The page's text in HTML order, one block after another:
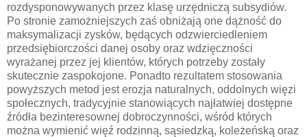
rozdysponowywanych przez klasę urzędniczą subsydiów.
Po stronie zamożniejszych zaś obniżają one dążność do
maksymalizacji zysków, będących odzwierciedleniem
przedsiębiorczości danej osoby oraz wdzięczności
wyrażanej przez jej klientów, których potrzeby zostały
skutecznie zaspokojone. Ponadto rezultatem stosowania
powyższych metod jest erozja naturalnych, oddolnych więzi
społecznych, tradycyjnie stanowiących najłatwiej dostępne
źródła bezinteresownej dobroczynności, wśród których
można wymienić więź rodzinną, sąsiedzką, koleżeńską oraz